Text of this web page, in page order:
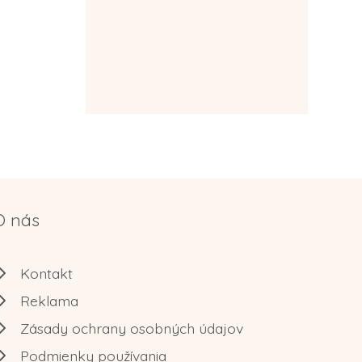
nás
Kontakt
Reklama
Zásady ochrany osobných údajov
Podmienky používania